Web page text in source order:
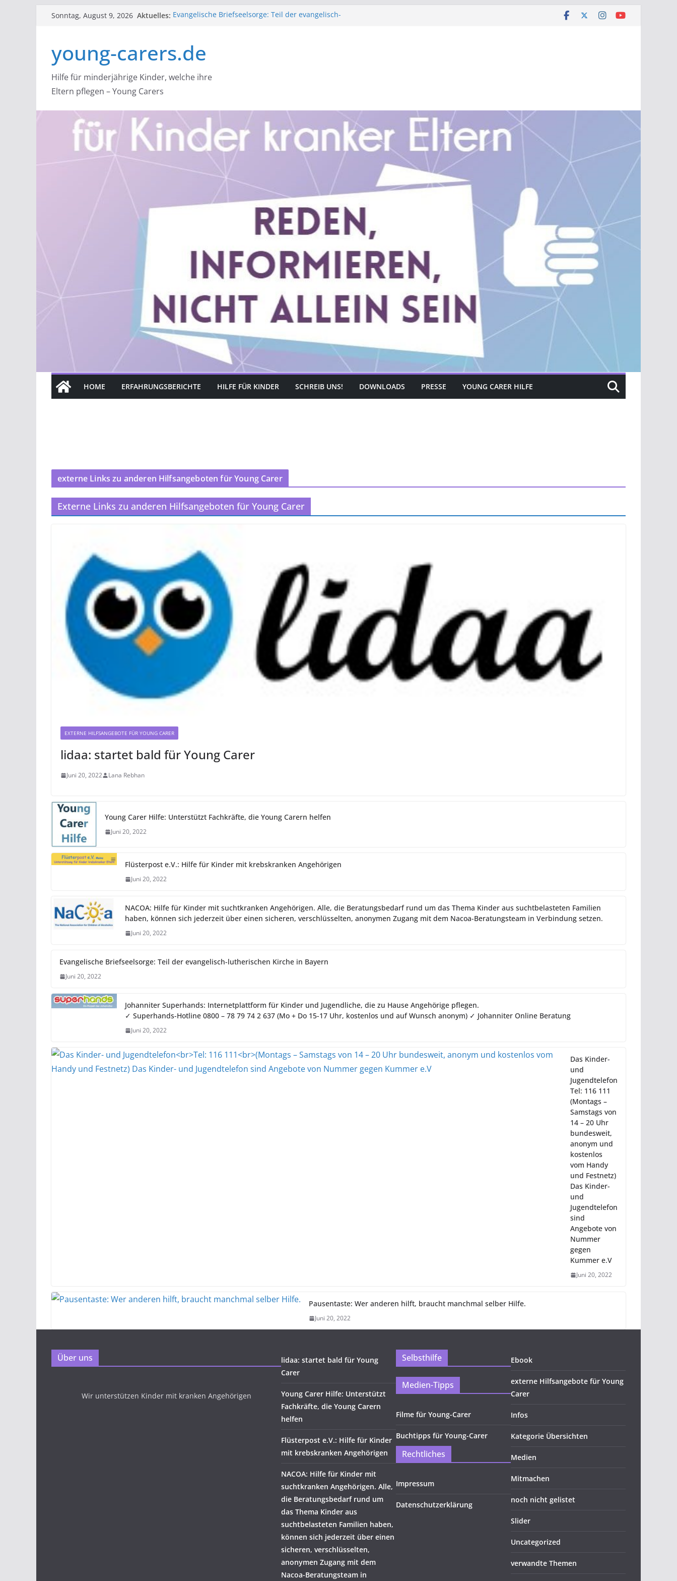
ZumSonntag, August 9, 2026 Aktuelles: Evangelische Briefseelsorge: Teil der evangelisch-
Young Carer Hilfe: Unterstützt Fachkräfte, die Young
Carern helfen
Angehörigen
über einen sicheren, verschlüsselten, anonymen Zugang
mit dem Nacoa-Beratungsteam in Verbindung setzen.
young-carers.de
Hilfe für minderjährige Kinder, welche ihre
Eltern pflegen – Young Carers
HOME ERFAHRUNGSBERICHTE HILFE FÜR KINDER SCHREIB UNS! DOWNLOADS PRESSE YOUNG CARER HILFE
externe Links zu anderen Hilfsangeboten für Young Carer
Externe Links zu anderen Hilfsangeboten für Young Carer
EXTERNE HILFSANGEBOTE FÜR YOUNG CARER
lidaa: startet bald für Young Carer
Juni 20, 2022 Lana Rebhan
Young Carer Hilfe: Unterstützt Fachkräfte, die Young Carern helfen
Juni 20, 2022
Flüsterpost e.V.: Hilfe für Kinder mit krebskranken Angehörigen
Juni 20, 2022
NACOA: Hilfe für Kinder mit suchtkranken Angehörigen. Alle, die Beratungsbedarf rund um das Thema Kinder aus suchtbelasteten Familien
haben, können sich jederzeit über einen sicheren, verschlüsselten, anonymen Zugang mit dem Nacoa-Beratungsteam in Verbindung setzen.
Juni 20, 2022
Evangelische Briefseelsorge: Teil der evangelisch-lutherischen Kirche in Bayern
Juni 20, 2022
Johanniter Superhands: Internetplattform für Kinder und Jugendliche, die zu Hause Angehörige pflegen.
✓ Superhands-Hotline 0800 – 78 79 74 2 637 (Mo + Do 15-17 Uhr, kostenlos und auf Wunsch anonym) ✓ Johanniter Online Beratung
Juni 20, 2022
Das Kinder-
und
Jugendtelefon
Tel: 116 111
(Montags –
Samstags von
14 – 20 Uhr
bundesweit,
anonym und
kostenlos
vom Handy
und Festnetz)
Das Kinder-
und
Jugendtelefon
sind
Angebote von
Nummer
gegen
Kummer e.V
Juni 20, 2022
Pausentaste: Wer anderen hilft, braucht manchmal selber Hilfe.
Juni 20, 2022
Über uns
Wir unterstützen Kinder mit kranken Angehörigen
lidaa: startet bald für Young
Carer
Young Carer Hilfe: Unterstützt
Fachkräfte, die Young Carern
helfen
Flüsterpost e.V.: Hilfe für Kinder
mit krebskranken Angehörigen
NACOA: Hilfe für Kinder mit
suchtkranken Angehörigen. Alle,
die Beratungsbedarf rund um
das Thema Kinder aus
suchtbelasteten Familien haben,
können sich jederzeit über einen
sicheren, verschlüsselten,
anonymen Zugang mit dem
Nacoa-Beratungsteam in
Selbsthilfe
Medien-Tipps
Filme für Young-Carer
Buchtipps für Young-Carer
Rechtliches
Impressum
Datenschutzerklärung
Ebook
externe Hilfsangebote für Young
Carer
Infos
Kategorie Übersichten
Medien
Mitmachen
noch nicht gelistet
Slider
Uncategorized
verwandte Themen